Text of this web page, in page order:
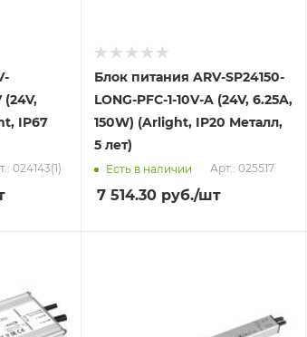
(24V,
IP67
024143(1)
Блок питания ARV-SP24150-
LONG-PFC-1-10V-A (24V, 6.25A,
150W) (Arlight, IP20 Металл,
5 лет)
Есть в наличии Арт.: 025517
7 514.30руб./шт